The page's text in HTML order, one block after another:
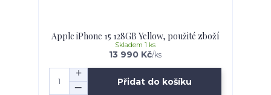
Apple iPhone 15 128GB Yellow, použité zboží
13 990 Kč/ks
Skladem 1 ks
Přidat do košíku